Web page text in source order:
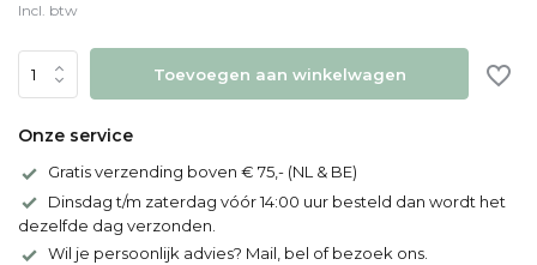
Incl. btw
Toevoegen aan winkelwagen
Onze service
Gratis verzending boven € 75,- (NL & BE)
Dinsdag t/m zaterdag vóór 14:00 uur besteld dan wordt het
dezelfde dag verzonden.
Wil je persoonlijk advies? Mail, bel of bezoek ons.